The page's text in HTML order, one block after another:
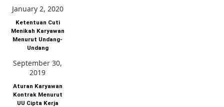
January 2, 2020
Ketentuan Cuti
Menikah Karyawan
Menurut Undang-
Undang
September 30,
2019
Aturan Karyawan
Kontrak Menurut
UU Cipta Kerja